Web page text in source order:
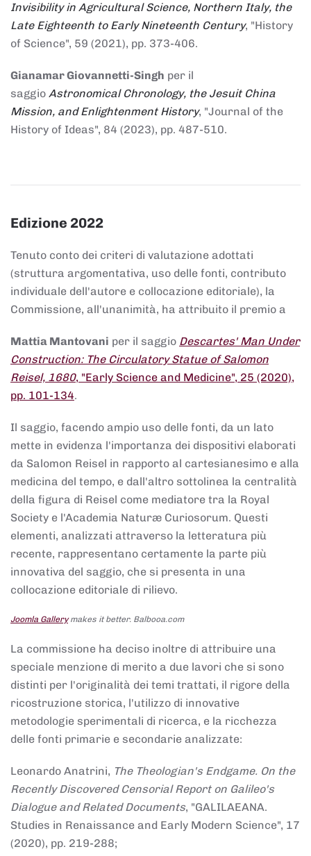
Invisibility in Agricultural Science, Northern Italy, the
Late Eighteenth to Early Nineteenth Century, "History
of Science", 59 (2021), pp. 373-406.
Gianamar Giovannetti-Singh per il
saggio Astronomical Chronology, the Jesuit China
Mission, and Enlightenment History, "Journal of the
History of Ideas", 84 (2023), pp. 487-510.
Edizione 2022
Tenuto conto dei criteri di valutazione adottati
(struttura argomentativa, uso delle fonti, contributo
individuale dell'autore e collocazione editoriale), la
Commissione, all'unanimità, ha attribuito il premio a
Mattia Mantovani per il saggio Descartes' Man Under
Construction: The Circulatory Statue of Salomon
Reisel, 1680, "Early Science and Medicine", 25 (2020),
pp. 101-134.
Il saggio, facendo ampio uso delle fonti, da un lato
mette in evidenza l'importanza dei dispositivi elaborati
da Salomon Reisel in rapporto al cartesianesimo e alla
medicina del tempo, e dall'altro sottolinea la centralità
della figura di Reisel come mediatore tra la Royal
Society e l'Academia Naturæ Curiosorum. Questi
elementi, analizzati attraverso la letteratura più
recente, rappresentano certamente la parte più
innovativa del saggio, che si presenta in una
collocazione editoriale di rilievo.
Joomla Gallerymakes it better. Balbooa.com
La commissione ha deciso inoltre di attribuire una
speciale menzione di merito a due lavori che si sono
distinti per l'originalità dei temi trattati, il rigore della
ricostruzione storica, l'utilizzo di innovative
metodologie sperimentali di ricerca, e la ricchezza
delle fonti primarie e secondarie analizzate:
Leonardo Anatrini, The Theologian's Endgame. On the
Recently Discovered Censorial Report on Galileo's
Dialogue and Related Documents, "GALILAEANA.
Studies in Renaissance and Early Modern Science", 17
(2020), pp. 219-288;